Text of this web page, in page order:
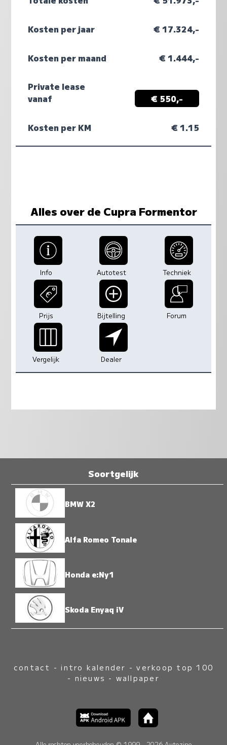
Kosten per jaar € 17.324,-
Kosten per maand € 1.444,-
Private lease
vanaf
€ 550,-
Kosten per KM € 1.15
Alles over de Cupra Formentor
Info Autotest Techniek
Prijs Bijtelling Forum
Vergelijk Dealer
Soortgelijk
BMW X2
Alfa Romeo Tonale
Honda e:Ny1
Skoda Enyaq iV
contact -intro kalender -verkoop top 100
- nieuws - wallpaper